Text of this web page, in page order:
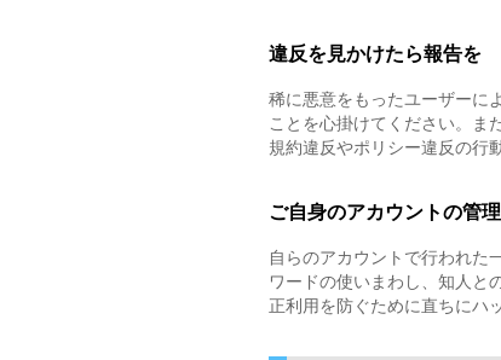
違反を見かけたら報告を
稀に悪意をもったユーザーに
ことを心掛けてください。ま
規約違反やポリシー違反の行
ご自身のアカウントの管理
自らのアカウントで行われた
ワードの使いまわし、知人と
正利用を防ぐために直ちにハ